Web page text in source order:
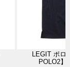
LEGIT ポロ
POLO2】